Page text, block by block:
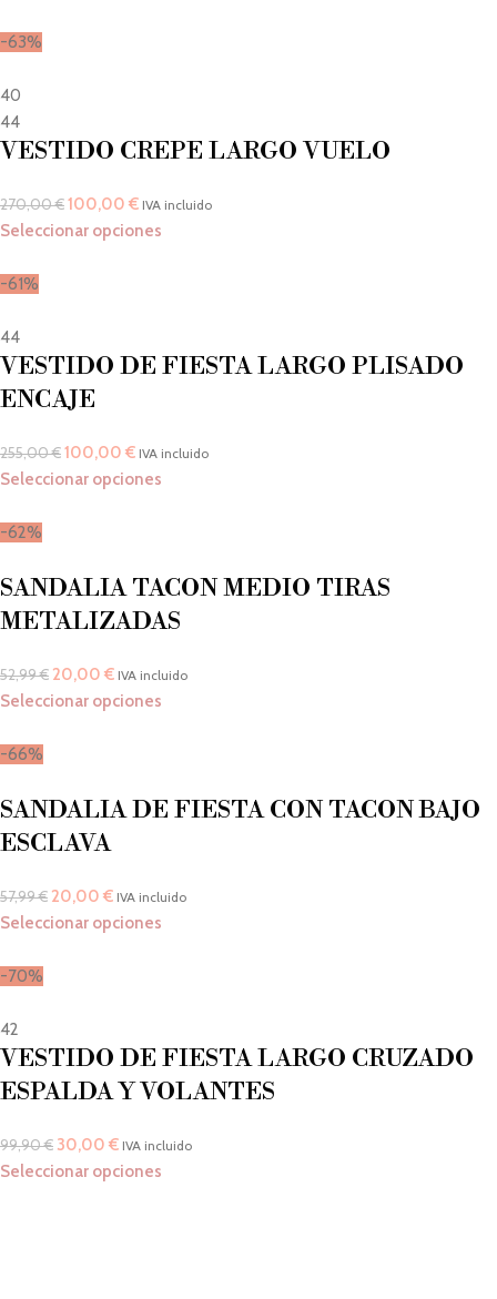
-63%
40
44
VESTIDO CREPE LARGO VUELO
270,00€100,00 € IVA incluido
Seleccionar opciones
-61%
44
VESTIDO DE FIESTA LARGO PLISADO
ENCAJE
255,00€100,00 € IVA incluido
Seleccionar opciones
-62%
SANDALIA TACON MEDIO TIRAS
METALIZADAS
52,99€ 20,00 € IVA incluido
Seleccionar opciones
-66%
SANDALIA DE FIESTA CON TACON BAJO
ESCLAVA
57,99€ 20,00 € IVA incluido
Seleccionar opciones
-70%
42
VESTIDO DE FIESTA LARGO CRUZADO
ESPALDA Y VOLANTES
99,90€ 30,00 € IVA incluido
Seleccionar opciones